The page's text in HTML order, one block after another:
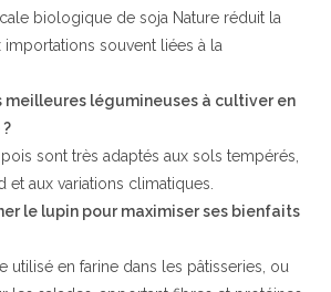
biologique de soja Nature réduit la
importations souvent liées à la
meilleures légumineuses à cultiver en
sont très adaptés aux sols tempérés,
et aux variations climatiques.
le lupin pour maximiser ses bienfaits
utilisé en farine dans les pâtisseries, ou